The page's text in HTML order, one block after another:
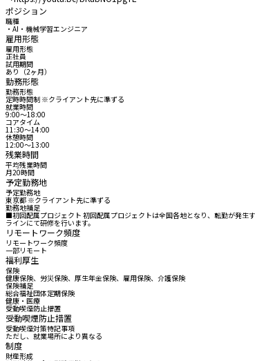
ポジション
職種
・AI・機械学習エンジニア
雇用形態
雇用形態
正社員
試用期間
あり（2ヶ月）
勤務形態
勤務形態
定時時間制 ※クライアント先に準ずる
就業時間
9:00〜18:00
コアタイム
11:30〜14:00
休憩時間
12:00〜13:00
残業時間
平均残業時間
月20時間
予定勤務地
予定勤務地
東京都 ※クライアント先に準ずる
勤務地補足
■初回配属プロジェクト 初回配属プロジェクトは全国各地となり、転勤が発生
ラインにて研修を行います。
リモートワーク頻度
リモートワーク頻度
一部リモート
福利厚生
保険
健康保険、労災保険、厚生年金保険、雇用保険、介護保険
保険補足
総合福祉団体定期保険
健康・医療
受動喫煙防止措置
受動喫煙防止措置
受動喫煙対策特記事項
ただし、就業場所により異なる
制度
財産形成